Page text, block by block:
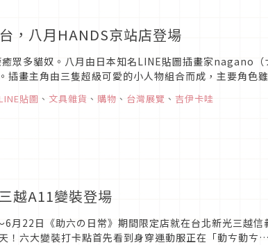
，八月HANDS京站店登場
眾多貓奴。八月由日本知名LINE貼圖插畫家nagano（
畫主角由三隻超級可愛的小人物組合而成，主要角色
討伐為生。Youtub...
貼圖 、 文具雜貨 、 購物 、 台灣展覽 、 吉伊卡哇
越A11變裝登場
月22日《助六の日常》期間限定店就在台北新光三越信
六大變裝打卡點首先看到身穿運動服正在「動ㄘ動ㄘ